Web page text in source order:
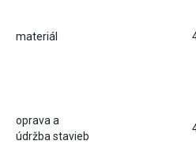
materiál
oprava a
údržba stavieb